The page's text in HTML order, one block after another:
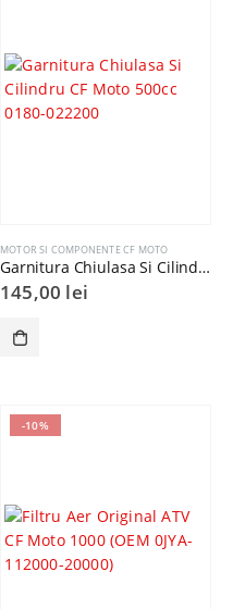
MOTOR SI COMPONENTE CF MOTO
Garnitura Chiulasa Si Cilindru CF Moto 500cc 0180-022200
145,00 lei
-10%